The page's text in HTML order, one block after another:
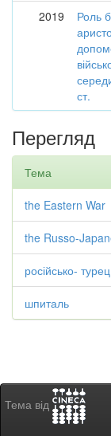
2019
Роль
ст.
Перегляд
Тема
the Eastern War
the Russo-
російсько-
шпиталь
Тема від